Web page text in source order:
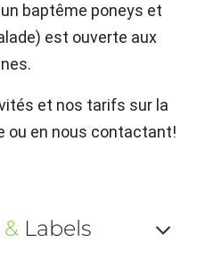
baptême poneys et
est ouverte aux
et nos tarifs sur la
ou en nous contactant!
&Labels